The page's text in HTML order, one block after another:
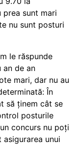
sunt mari
nu sunt posturi
le răspunde
an de an
mari, dar nu au
În
să ținem cât se
posturile
concurs nu poți
unui